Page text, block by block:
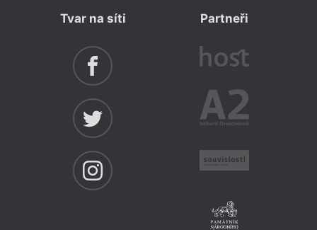
Tvar na síti Partneři